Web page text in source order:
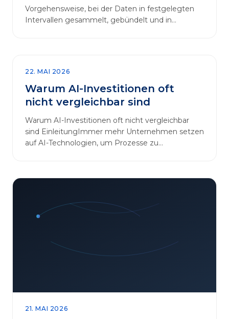
Vorgehensweise, bei der Daten in festgelegten
Intervallen gesammelt, gebündelt und in
22. MAI 2026
Warum AI-Investitionen oft
nicht vergleichbar sind
Warum AI-Investitionen oft nicht vergleichbar
sind EinleitungImmer mehr Unternehmen setzen
auf AI-Technologien, um Prozesse zu
verschaffen. In diesem Artikel betrachten wir die
Projekte oft irreführend ist. Außerdem zeigen wir,
21. MAI 2026